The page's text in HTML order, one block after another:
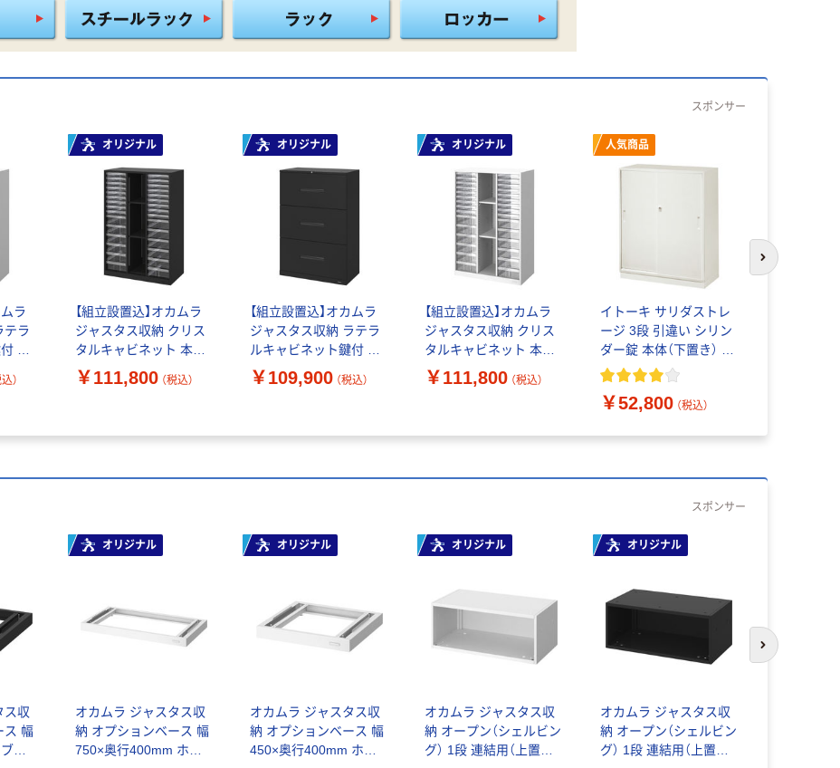
スポンサー
ムラ
テラ
本
奥行
ホワ
）
オリジナル
【組立設置込】オカムラ
ジャスタス収納 クリス
タルキャビネット 本体
（下置き） 幅750×奥行
400×高さ1100mm ブラ
￥111,800 （税込）
オリジナル
【組立設置込】オカムラ
ジャスタス収納 ラテラ
ルキャビネット鍵付 本
体（下置き） 幅750×奥行
400×高さ1100mm ブラ
￥109,900 （税込）
オリジナル
【組立設置込】オカムラ
ジャスタス収納 クリス
タルキャビネット 本体
（下置き） 幅750×奥行
400×高さ1100mm ホワ
￥111,800 （税込）
人気商品
イトーキ サリダストレ
ージ 3段 引違い シリン
ダー錠 本体（下置き） ホ
ワイト 幅900×奥行450×
包）
￥52,800 （税込）
次のスライド
スポンサー
ス収
ス 幅
ラ
オリジナル
オカムラ ジャスタス収
納 オプションベース 幅
750×奥行400mm ホワ
オリジナル
オカムラ ジャスタス収
納 オプションベース 幅
450×奥行400mm ホワ
オリジナル
オカムラ ジャスタス収
納 オープン（シェルビン
グ） 1段 連結用（上置き）
オリジナル
オカムラ ジャスタス収
納 オープン（シェルビン
グ） 1段 連結用（上置き）
次のスライド